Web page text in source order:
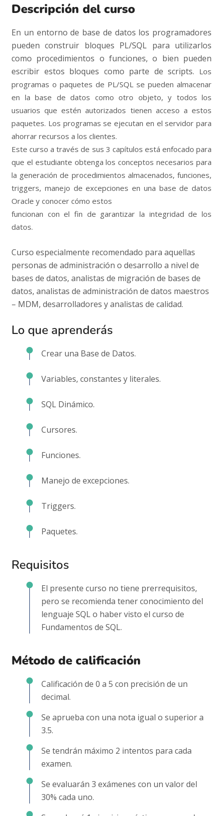
Descripción del curso
En un entorno de base de datos los programadores
pueden construir bloques PL/SQL para utilizarlos
como procedimientos o funciones, o bien pueden
escribir estos bloques como parte de scripts. Los
programas o paquetes de PL/SQL se pueden almacenar
en la base de datos como otro objeto, y todos los
usuarios que estén autorizados tienen acceso a estos
paquetes. Los programas se ejecutan en el servidor para
ahorrar recursos a los clientes.
Este curso a través de sus 3 capítulos está enfocado para
que el estudiante obtenga los conceptos necesarios para
la generación de procedimientos almacenados, funciones,
triggers, manejo de excepciones en una base de datos
Oracle y conocer cómo estos
funcionan con el fin de garantizar la integridad de los
datos.
Curso especialmente recomendado para aquellas
personas de administración o desarrollo a nivel de
bases de datos, analistas de migración de bases de
datos, analistas de administración de datos maestros
– MDM, desarrolladores y analistas de calidad.
Lo que aprenderás
Crear una Base de Datos.
Variables, constantes y literales.
SQL Dinámico.
Cursores.
Funciones.
Manejo de excepciones.
Triggers.
Paquetes.
Requisitos
El presente curso no tiene prerrequisitos,
pero se recomienda tener conocimiento del
lenguaje SQL o haber visto el curso de
Fundamentos de SQL.
Método de calificación
Calificación de 0 a 5 con precisión de un
decimal.
Se aprueba con una nota igual o superior a
3.5.
Se tendrán máximo 2 intentos para cada
examen.
Se evaluarán 3 exámenes con un valor del
30% cada uno.